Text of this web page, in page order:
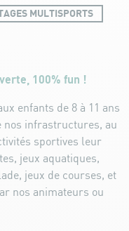
MULTISPORTS
100% fun !
enfants de 8 à 11 ans
nos infrastructures, au
sportives leur
jeux aquatiques,
jeux de courses, et
nos animateurs ou